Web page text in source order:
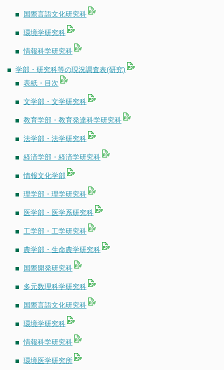
国際言語文化研究科
環境学研究科
情報科学研究科
学部・研究科等の現況調査表(研究)
表紙・目次
文学部・文学研究科
教育学部・教育発達科学研究科
法学部・法学研究科
経済学部・経済学研究科
情報文化学部
理学部・理学研究科
医学部・医学系研究科
工学部・工学研究科
農学部・生命農学研究科
国際開発研究科
多元数理科学研究科
国際言語文化研究科
環境学研究科
情報科学研究科
環境医学研究所